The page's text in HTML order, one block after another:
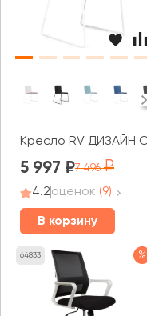
Кресло RV ДИЗАЙН
5 997 7 496
4.2оценок (9)
В корзину
64833 %